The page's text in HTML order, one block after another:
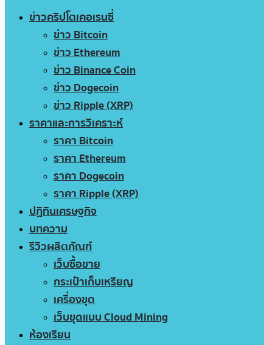
ข่าวคริปโตเคอเรนซี่
ข่าว Bitcoin
ข่าว Ethereum
ข่าว Binance Coin
ข่าว Dogecoin
ข่าว Ripple (XRP)
ราคาและการวิเคราะห์
ราคา Bitcoin
ราคา Ethereum
ราคา Dogecoin
ราคา Ripple (XRP)
ปฏิทินเศรษฐกิจ
บทความ
รีวิวผลิตภัณฑ์
เว็บซื้อขาย
กระเป๋าเก็บเหรียญ
เครื่องขุด
เว็บขุดแบบ Cloud Mining
ห้องเรียน